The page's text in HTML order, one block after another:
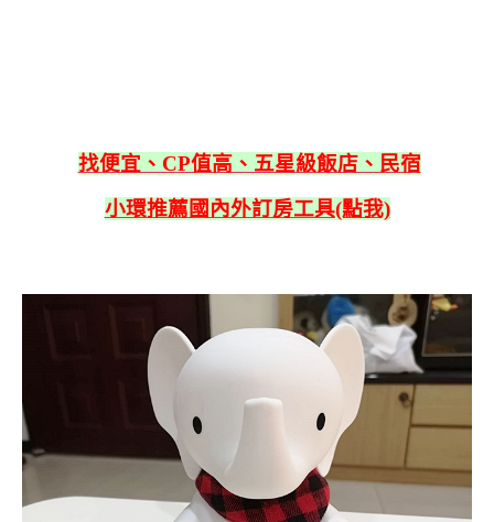
找便宜、CP值高、五星級飯店、民宿
小環推薦國內外訂房工具(點我)